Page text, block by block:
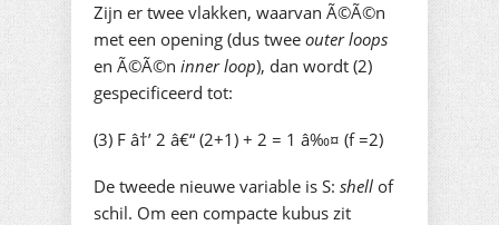
Zijn er twee vlakken, waarvan Ã©Ã©n
met een opening (dus twee outer loops
en Ã©Ã©n inner loop), dan wordt (2)
gespecificeerd tot:
(3) F â†’ 2 â€“ (2+1) + 2 = 1 â‰¤ (f =2)
De tweede nieuwe variable is S: shell of
schil. Om een compacte kubus zit